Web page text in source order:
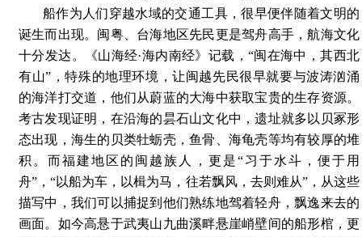
船作为人们穿越水域的交通工具，很早便伴随着文明的
诞生而出现。闽粤、台海地区先民更是驾舟高手，航海文化
十分发达。《山海经·海内南经》记载，“闽在海中，其西北
有山”，特殊的地理环境，让闽越先民很早就要与波涛汹涌
的海洋打交道，他们从蔚蓝的大海中获取宝贵的生存资源。
考古发现证明，在沿海的昙石山文化中，遗址就多以贝冢形
态出现，海生的贝类牡蛎壳，鱼骨、海龟壳等均有较厚的堆
积。而福建地区的闽越族人，更是“习于水斗，便于用
舟”，“以船为车，以楫为马，往若飘风，去则难从”，从这些
描写中，我们可以捕捉到他们熟练地驾着轻舟，飘逸来去的
画面。如今高悬于武夷山九曲溪畔悬崖峭壁间的船形棺，更